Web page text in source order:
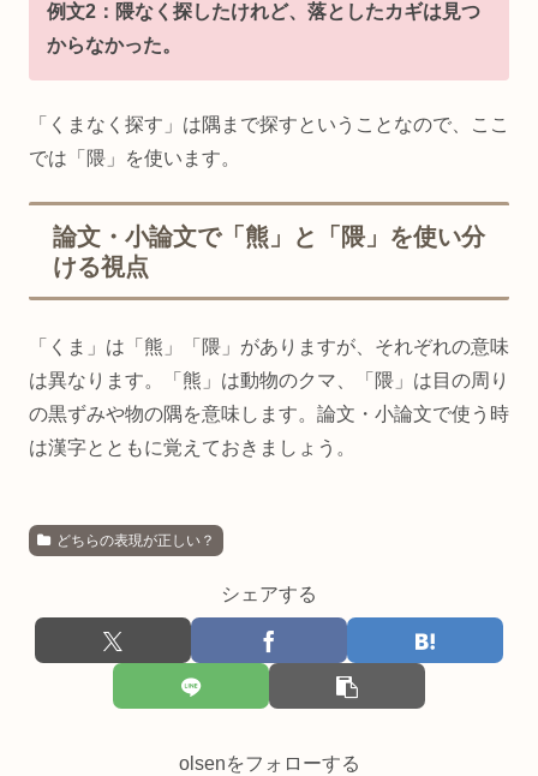
例文2：隈なく探したけれど、落としたカギは見つ
からなかった。
「くまなく探す」は隅まで探すということなので、ここ
では「隈」を使います。
論文・小論文で「熊」と「隈」を使い分
ける視点
「くま」は「熊」「隈」がありますが、それぞれの意味
は異なります。「熊」は動物のクマ、「隈」は目の周り
の黒ずみや物の隅を意味します。論文・小論文で使う時
は漢字とともに覚えておきましょう。
どちらの表現が正しい？
シェアする
olsenをフォローする